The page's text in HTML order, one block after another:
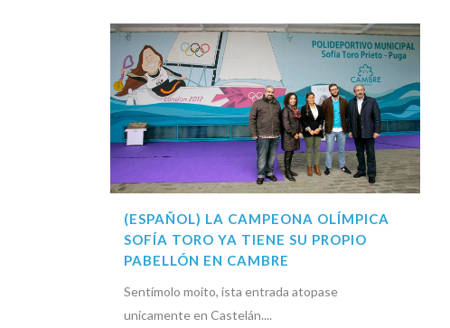
(ESPAÑOL) LA CAMPEONA OLÍMPICA
SOFÍA TORO YA TIENE SU PROPIO
PABELLÓN EN CAMBRE
Sentímolo moito, ista entrada atopase
unicamente en Castelán....